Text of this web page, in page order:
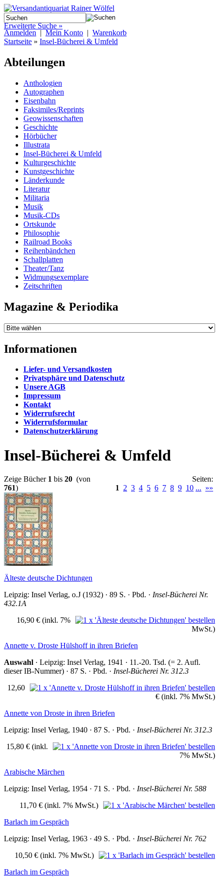
Erweiterte Suche »
Anmelden | Mein Konto | Warenkorb
Startseite » Insel-Bücherei & Umfeld
Abteilungen
Anthologien
Autographen
Eisenbahn
Faksimiles/Reprints
Geowissenschaften
Geschichte
Hörbücher
Illustrata
Insel-Bücherei & Umfeld
Kulturgeschichte
Kunstgeschichte
Länderkunde
Literatur
Militaria
Musik
Musik-CDs
Ortskunde
Philosophie
Railroad Books
Reihenbändchen
Schallplatten
Theater/Tanz
Widmungsexemplare
Zeitschriften
Magazine & Periodika
Informationen
Liefer- und Versandkosten
Privatsphäre und Datenschutz
Unsere AGB
Impressum
Kontakt
Widerrufsrecht
Widerrufsformular
Datenschutzerklärung
Insel-Bücherei & Umfeld
Zeige Bücher 1 bis 20 (von
761)
Seiten:
1
2 3 4 5 6 7 8 9 10 ... »»
Älteste deutsche Dichtungen
Leipzig: Insel Verlag, o.J (1932) · 89 S. · Pbd. · Insel-Bücherei Nr.
432.1A
16,90 € (inkl. 7%
MwSt.)
Annette v. Droste Hülshoff in ihren Briefen
Auswahl · Leipzig: Insel Verlag, 1941 · 11.-20. Tsd. (= 2. Aufl.
dieser IB-Nummer) · 87 S. · Pbd. · Insel-Bücherei Nr. 312.3
12,60
€ (inkl. 7% MwSt.)
Annette von Droste in ihren Briefen
Leipzig: Insel Verlag, 1940 · 87 S. · Pbd. · Insel-Bücherei Nr. 312.3
15,80 € (inkl.
7% MwSt.)
Arabische Märchen
Leipzig: Insel Verlag, 1954 · 71 S. · Pbd. · Insel-Bücherei Nr. 588
11,70 € (inkl. 7% MwSt.)
Barlach im Gespräch
Leipzig: Insel Verlag, 1963 · 49 S. · Pbd. · Insel-Bücherei Nr. 762
10,50 € (inkl. 7% MwSt.)
Barlach im Gespräch